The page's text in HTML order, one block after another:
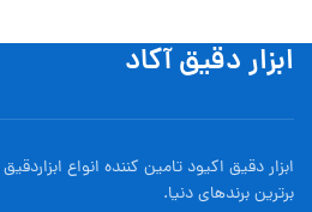
ابزار دقیق آکاد
ابزار دقیق اکیود تامین کننده انواع
برترین برندهای دنیا.